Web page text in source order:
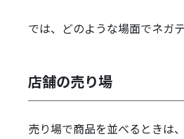
では、どのような場面でネガ
店舗の売り場
売り場で商品を並べるときは